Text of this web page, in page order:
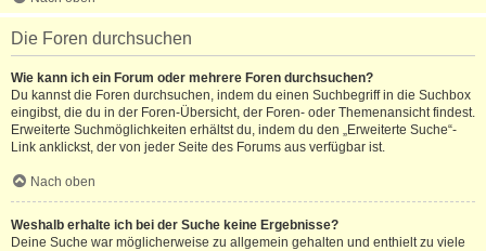
Die Foren durchsuchen
Wie kann ich ein Forum oder mehrere Foren durchsuchen?
Du kannst die Foren durchsuchen, indem du einen Suchbegriff in die Suchbox
eingibst, die du in der Foren-Übersicht, der Foren- oder Themenansicht findest.
Erweiterte Suchmöglichkeiten erhältst du, indem du den „Erweiterte Suche“-
Link anklickst, der von jeder Seite des Forums aus verfügbar ist.
Nach oben
Weshalb erhalte ich bei der Suche keine Ergebnisse?
Deine Suche war möglicherweise zu allgemein gehalten und enthielt zu viele